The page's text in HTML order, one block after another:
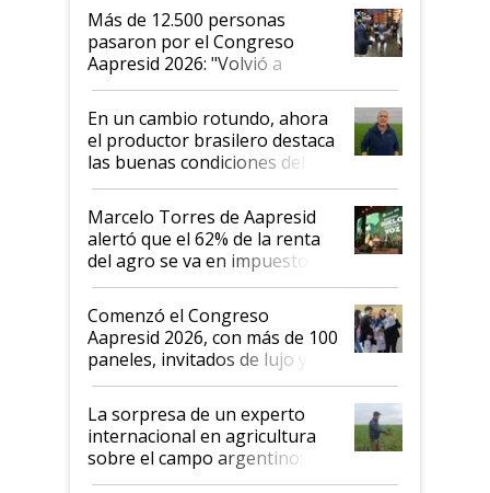
Más de 12.500 personas
pasaron por el Congreso
Aapresid 2026: "Volvió a
demostrar que hablar del
suelo es hablar de todo el
sistema productivo"
En un cambio rotundo, ahora
el productor brasilero destaca
las buenas condiciones del
agro argentino para invertir:
"Los veo más motivados"
Marcelo Torres de Aapresid
alertó que el 62% de la renta
del agro se va en impuestos:
"No es bueno que en
Argentina se sigan discutiendo
las mismas cosas de hace 50
años"
Comenzó el Congreso
Aapresid 2026, con más de 100
paneles, invitados de lujo y
todas las tendencias
La sorpresa de un experto
internacional en agricultura
sobre el campo argentino:
"Estoy muy impresionado"